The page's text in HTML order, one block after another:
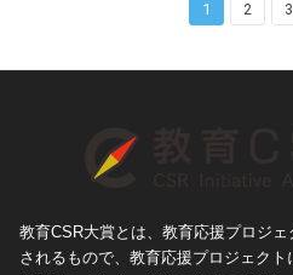
1 2 3
教育CSR大賞とは、教育応援プロジ
されるもので、教育応援プロジェク